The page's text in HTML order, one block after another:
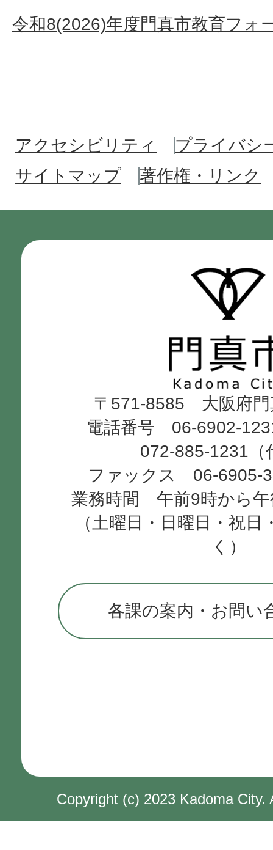
令和8(2026)年度門真市教育フォ
アクセシビリティ
プライバシ
サイトマップ
著作権・リンク
市
Kadoma
City
〒571-8585 大阪府門
電話番号 06-6902-
072-885-1231（
ファックス 06-6905-
業務時間 午前9時から午
（土曜日・日曜日・祝日
く）
各課の案内・お問い
Copyright (c) 2023 Kadoma City.